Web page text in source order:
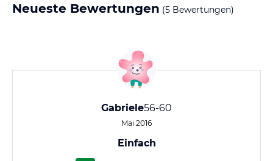
Neueste Bewertungen (5 Bewertungen)
Gabriele56-60
Mai 2016
Einfach